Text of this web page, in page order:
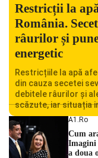
Restricții la
România.
râurilor și
energetic
Restricțiile la apă
din cauza secetei
debitele râurilor și
scăzute, iar situația
Centralei Nucleare
cu una dintre cele
hidrologic din ultimii
A1.ro
Cum
Imagini
a doua